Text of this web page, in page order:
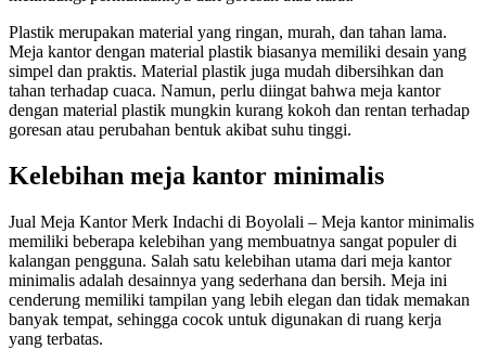
Plastik merupakan material yang ringan, murah, dan tahan lama.
Meja kantor dengan material plastik biasanya memiliki desain yang
simpel dan praktis. Material plastik juga mudah dibersihkan dan
tahan terhadap cuaca. Namun, perlu diingat bahwa meja kantor
dengan material plastik mungkin kurang kokoh dan rentan terhadap
goresan atau perubahan bentuk akibat suhu tinggi.
Kelebihan meja kantor minimalis
Jual Meja Kantor Merk Indachi di Boyolali – Meja kantor minimalis
memiliki beberapa kelebihan yang membuatnya sangat populer di
kalangan pengguna. Salah satu kelebihan utama dari meja kantor
minimalis adalah desainnya yang sederhana dan bersih. Meja ini
cenderung memiliki tampilan yang lebih elegan dan tidak memakan
banyak tempat, sehingga cocok untuk digunakan di ruang kerja
yang terbatas.